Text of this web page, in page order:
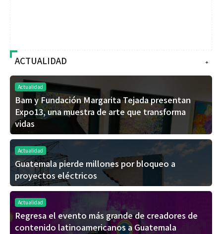
+
ACTUALIDAD
Actualidad
Bam y Fundación Margarita Tejada presentan
Expo13, una muestra de arte que transforma
vidas
Actualidad
Guatemala pierde millones por bloqueo a
proyectos eléctricos
Actualidad
Regresa el evento más grande de creadores de
contenido latinoamericanos a Guatemala